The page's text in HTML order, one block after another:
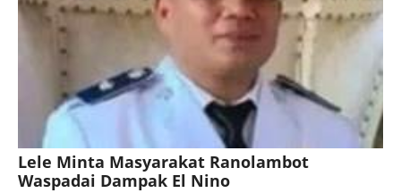
Lele Minta Masyarakat Ranolambot
Waspadai Dampak El Nino